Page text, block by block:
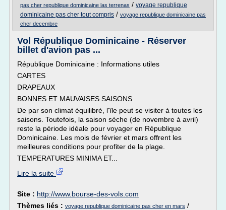
pas cher republique dominicaine las terrenas / voyage republique
dominicaine pas cher tout compris / voyage republique dominicaine pas
cher decembre
Vol République Dominicaine - Réserver
billet d'avion pas ...
République Dominicaine : Informations utiles
CARTES
DRAPEAUX
BONNES ET MAUVAISES SAISONS
De par son climat équilibré, l'île peut se visiter à toutes les
saisons. Toutefois, la saison sèche (de novembre à avril)
reste la période idéale pour voyager en République
Dominicaine. Les mois de février et mars offrent les
meilleures conditions pour profiter de la plage.
TEMPERATURES MINIMA ET...
Lire la suite
Site : http://www.bourse-des-vols.com
Thèmes liés : voyage republique dominicaine pas cher en mars /